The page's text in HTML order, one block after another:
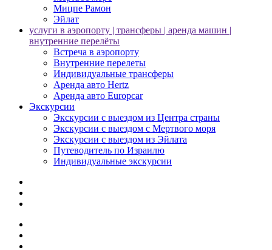
Мицпе Рамон
Эйлат
услуги в аэропорту | трансферы | аренда машин |
внутренние перелёты
Встреча в аэропорту
Внутренние перелеты
Индивидуальные трансферы
Аренда авто Hertz
Аренда авто Europcar
Экскурсии
Экскурсии с выездом из Центра страны
Экскурсии с выездом c Мертвого моря
Экскурсии с выездом из Эйлата
Путеводитель по Израилю
Индивидуальные экскурсии